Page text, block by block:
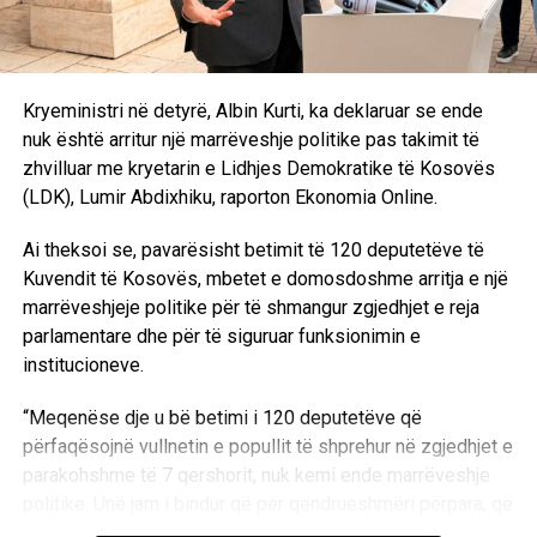
Kryeministri në detyrë, Albin Kurti, ka deklaruar se ende
nuk është arritur një marrëveshje politike pas takimit të
zhvilluar me kryetarin e Lidhjes Demokratike të Kosovës
(LDK), Lumir Abdixhiku, raporton Ekonomia Online.
Ai theksoi se, pavarësisht betimit të 120 deputetëve të
Kuvendit të Kosovës, mbetet e domosdoshme arritja e një
marrëveshjeje politike për të shmangur zgjedhjet e reja
parlamentare dhe për të siguruar funksionimin e
institucioneve.
“Meqenëse dje u bë betimi i 120 deputetëve që
përfaqësojnë vullnetin e popullit të shprehur në zgjedhjet e
parakohshme të 7 qershorit, nuk kemi ende marrëveshje